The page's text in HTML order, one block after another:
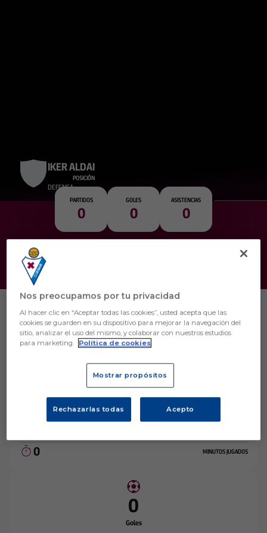
IKER ALDAI
POSICIÓN
DEFENSA
PARTIDOS
0
GOLES
0
ASISTENCIAS
0
Estadísticas
PARTIDOS JUGADOS
0 MINUTOS JUGADOS
0
Goles
Nos preocupamos por tu privacidad
Al hacer clic en “Aceptar todas las cookies”, usted acepta que las
cookies se guarden en su dispositivo para mejorar la navegación del
sitio, analizar el uso del mismo, y colaborar con nuestros estudios
para marketing.
Política de cookies
Mostrar propósitos
Rechazarlas todas Acepto